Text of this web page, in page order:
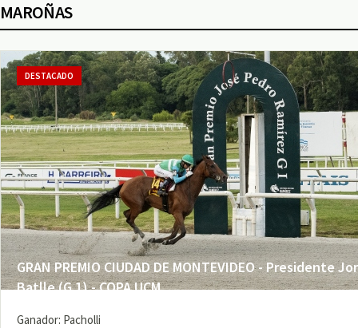
MAROÑAS
GRAN PREMIO CIUDAD DE MONTEVIDEO - Presidente
Batlle (G 1) - COPA UCM
DESTACADO
Ganador: Pacholli